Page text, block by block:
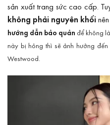
sản xuất trang sức cao cấp.
không phải nguyên khối
hướng dẫn bảo quản để không
này bị hỏng thì sẽ ảnh hưởng đến
Westwood.